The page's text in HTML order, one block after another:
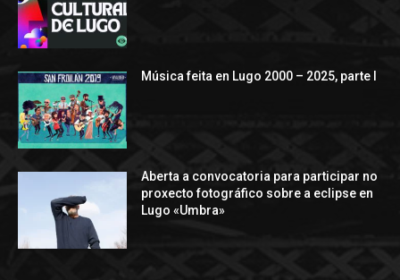
Música feita en Lugo 2000 – 2025, parte I
Aberta a convocatoria para participar no
proxecto fotográfico sobre a eclipse en
Lugo «Umbra»